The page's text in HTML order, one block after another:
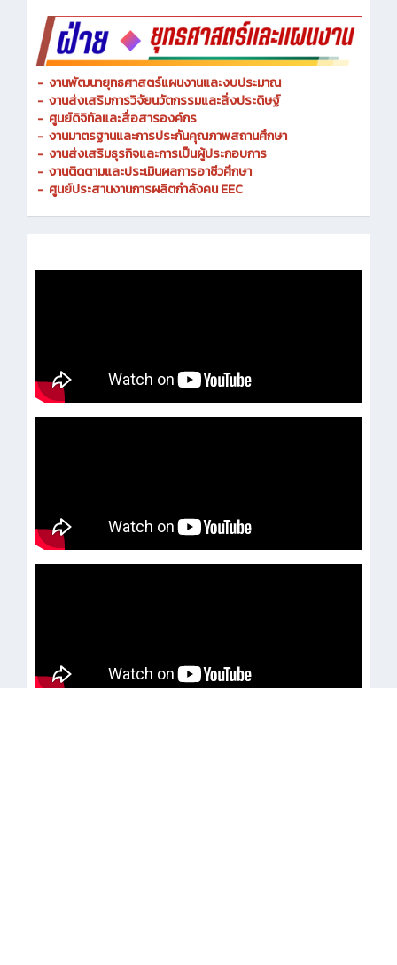
- งานพัฒนายุทธศาสตร์แผนงานและงบประมาณ
- งานส่งเสริมการวิจัยนวัตกรรมและสิ่งประดิษฐ์
- ศูนย์ดิจิทัลและสื่อสารองค์กร
- งานมาตรฐานและการประกันคุณภาพสถานศึกษา
- งานส่งเสริมธุรกิจและการเป็นผู้ประกอบการ
- งานติดตามและประเมินผลการอาชีวศึกษา
- ศูนย์ประสานงานการผลิตกำลังคน EEC